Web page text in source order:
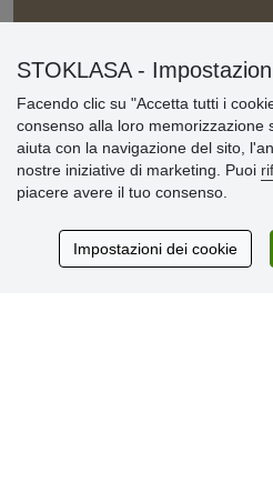
» Impostazioni dei cookie
» Termini & Condizioni
» Informativa sulla Privacy
» Consegna e pagamento
» Garanzia e resi
» Programma fedeltà
Recensioni
STOKLASA -
Facendo clic su "Accetta tutti i
consenso alla loro memorizzazione
aiuta con la navigazione del sito,
nostre iniziative di marketing. Puoi
piacere avere il tuo consenso.
Impostazioni dei cookie